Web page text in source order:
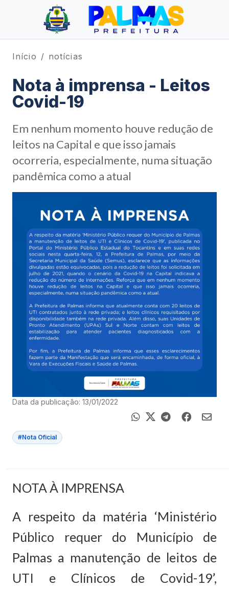
Início notícias
Nota à imprensa - Leitos
Covid-19
Em nenhum momento houve redução de
leitos na Capital e que isso jamais
ocorreria, especialmente, numa situação
pandêmica como a atual
Data da publicação: 13/01/2022
#Nota Oficial
NOTA À IMPRENSA
A respeito da matéria ‘Ministério
Público requer do Município de
Palmas a manutenção de leitos de
UTI e Clínicos de Covid-19’,